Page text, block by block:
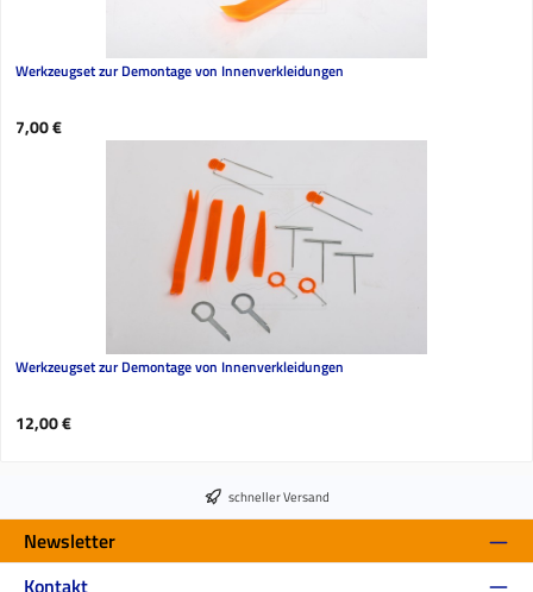
Werkzeugset zur Demontage von Innenverkleidungen
Regulärer Preis:
7,00 €
Werkzeugset zur Demontage von Innenverkleidungen
Regulärer Preis:
12,00 €
schneller Versand
Newsletter
Kontakt